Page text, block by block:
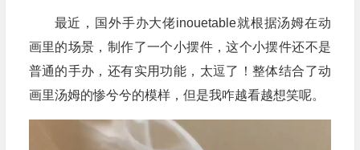
最近，国外手办大佬inouetable就根据汤姆在动
画里的场景，制作了一个小摆件，这个小摆件还不是
普通的手办，还有实用功能，太逗了！整体结合了动
画里汤姆的惨兮兮的模样，但是我咋越看越想笑呢。